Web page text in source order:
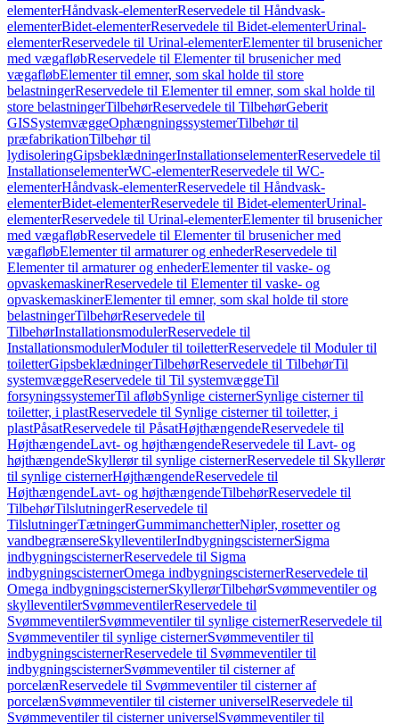
elementerHåndvask-elementerReservedele til Håndvask-
elementerBidet-elementerReservedele til Bidet-elementerUrinal-
elementerReservedele til Urinal-elementerElementer til brusenicher
med vægafløbReservedele til Elementer til brusenicher med
vægafløbElementer til emner, som skal holde til store
belastningerReservedele til Elementer til emner, som skal holde til
store belastningerTilbehørReservedele til TilbehørGeberit
GISSystemvæggeOphængningssystemerTilbehør til
præfabrikationTilbehør til
lydisoleringGipsbeklædningerInstallationselementerReservedele til
InstallationselementerWC-elementerReservedele til WC-
elementerHåndvask-elementerReservedele til Håndvask-
elementerBidet-elementerReservedele til Bidet-elementerUrinal-
elementerReservedele til Urinal-elementerElementer til brusenicher
med vægafløbReservedele til Elementer til brusenicher med
vægafløbElementer til armaturer og enhederReservedele til
Elementer til armaturer og enhederElementer til vaske- og
opvaskemaskinerReservedele til Elementer til vaske- og
opvaskemaskinerElementer til emner, som skal holde til store
belastningerTilbehørReservedele til
TilbehørInstallationsmodulerReservedele til
InstallationsmodulerModuler til toiletterReservedele til Moduler til
toiletterGipsbeklædningerTilbehørReservedele til TilbehørTil
systemvæggeReservedele til Til systemvæggeTil
forsyningssystemerTil afløbSynlige cisternerSynlige cisterner til
toiletter, i plastReservedele til Synlige cisterner til toiletter, i
plastPåsatReservedele til PåsatHøjthængendeReservedele til
HøjthængendeLavt- og højthængendeReservedele til Lavt- og
højthængendeSkyllerør til synlige cisternerReservedele til Skyllerør
til synlige cisternerHøjthængendeReservedele til
HøjthængendeLavt- og højthængendeTilbehørReservedele til
TilbehørTilslutningerReservedele til
TilslutningerTætningerGummimanchetterNipler, rosetter og
vandbegrænsereSkylleventilerIndbygningscisternerSigma
indbygningscisternerReservedele til Sigma
indbygningscisternerOmega indbygningscisternerReservedele til
Omega indbygningscisternerSkyllerørTilbehørSvømmeventiler og
skylleventilerSvømmeventilerReservedele til
SvømmeventilerSvømmeventiler til synlige cisternerReservedele til
Svømmeventiler til synlige cisternerSvømmeventiler til
indbygningscisternerReservedele til Svømmeventiler til
indbygningscisternerSvømmeventiler til cisterner af
porcelænReservedele til Svømmeventiler til cisterner af
porcelænSvømmeventiler til cisterner universelReservedele til
Svømmeventiler til cisterner universelSvømmeventiler til